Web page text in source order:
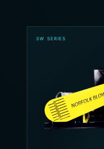
SW SERIES